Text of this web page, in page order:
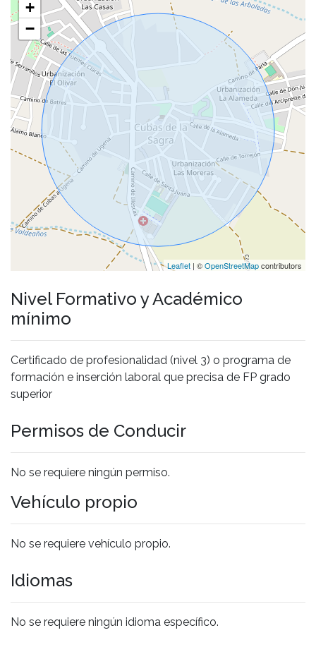
+
−
Leaflet | ©OpenStreetMapcontributors
Nivel Formativo y Académico
mínimo
Certificado de profesionalidad (nivel 3) o programa de
formación e inserción laboral que precisa de FP grado
superior
Permisos de Conducir
No se requiere ningún permiso.
Vehículo propio
No se requiere vehículo propio.
Idiomas
No se requiere ningún idioma específico.